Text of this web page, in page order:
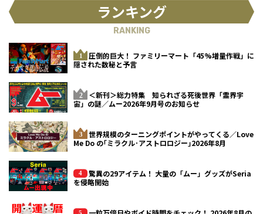
ランキング
RANKING
圧倒的巨大！ ファミリーマート「45%増量作戦」に
隠された数秘と予言
＜新刊＞総力特集 知られざる死後世界「霊界宇
宙」の謎／ムー2026年9月号のお知らせ
世界規模のターニングポイントがやってくる／Love
Me Do の｢ミラクル･アストロロジー｣2026年8月
驚異の29アイテム！ 大量の「ムー」グッズがSeria
を侵略開始